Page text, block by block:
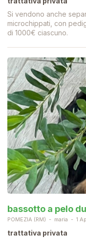
Si vendono anche
microchippati, con
di 1000€ ciascuno.
bassotto a pelo
POMEZIA (RM) maria 1
trattativa privata